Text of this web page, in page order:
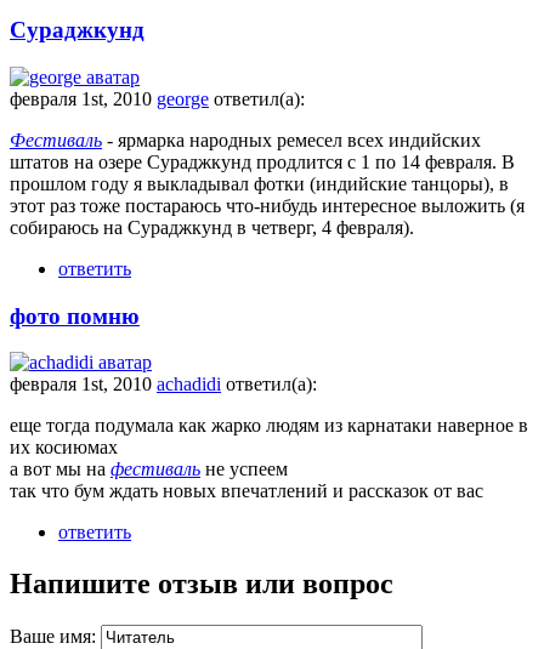
Сураджкунд
февраля 1st, 2010 george ответил(а):
Фестиваль - ярмарка народных ремесел всех индийских
штатов на озере Сураджкунд продлится с 1 по 14 февраля. В
прошлом году я выкладывал фотки (индийские танцоры), в
этот раз тоже постараюсь что-нибудь интересное выложить (я
собираюсь на Сураджкунд в четверг, 4 февраля).
ответить
фото помню
февраля 1st, 2010 achadidi ответил(а):
еще тогда подумала как жарко людям из карнатаки наверное в
их косиюмах
а вот мы на фестиваль не успеем
так что бум ждать новых впечатлений и рассказок от вас
ответить
Напишите отзыв или вопрос
Ваше имя: